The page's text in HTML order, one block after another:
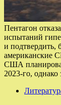
Пентагон
испытаний
и
американские
США
2023-го,